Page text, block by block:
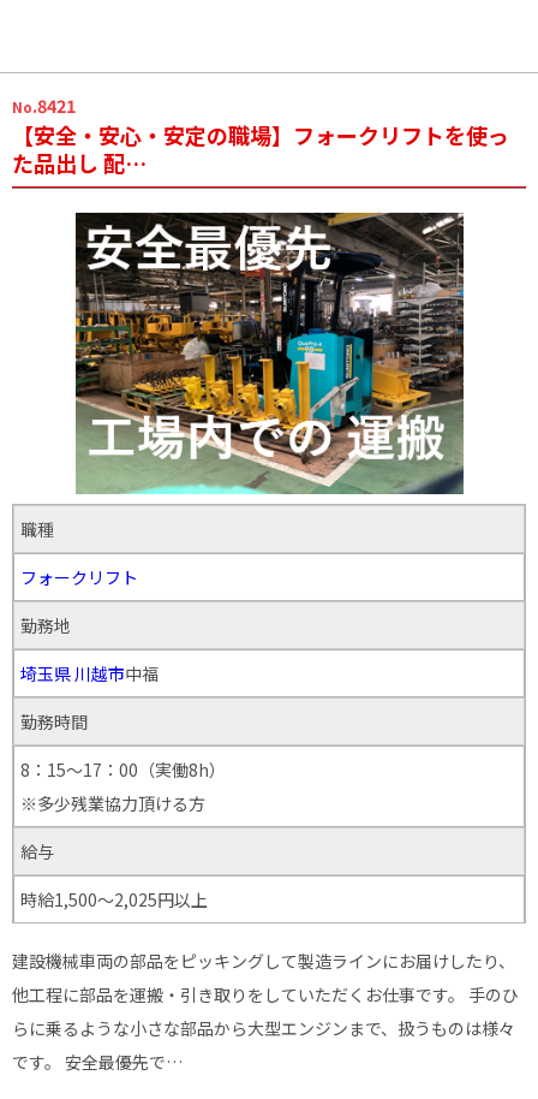
No.8421
【安全・安心・安定の職場】フォークリフトを使っ
た品出し 配…
職種
フォークリフト
勤務地
埼玉県 川越市中福
勤務時間
8：15～17：00（実働8h）
※多少残業協力頂ける方
給与
時給1,500～2,025円以上
建設機械車両の部品をピッキングして製造ラインにお届けしたり、
他工程に部品を運搬・引き取りをしていただくお仕事です。 手のひ
らに乗るような小さな部品から大型エンジンまで、扱うものは様々
です。 安全最優先で…